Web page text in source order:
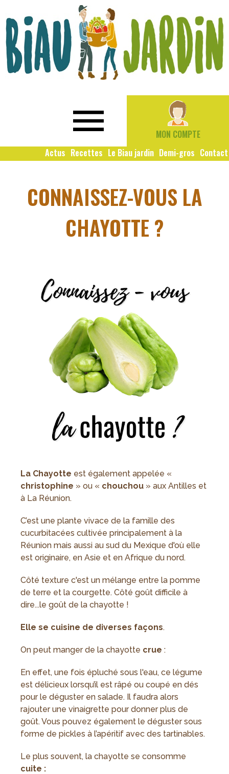
MON COMPTE
Actus Recettes Le Biau jardin Demi-gros Contact
CONNAISSEZ-VOUS LA
CHAYOTTE ?
La Chayotte est également appelée «
christophine » ou « chouchou » aux Antilles et
à La Réunion.
C’est une plante vivace de la famille des
cucurbitacées cultivée principalement à la
Réunion mais aussi au sud du Mexique d'où elle
est originaire, en Asie et en Afrique du nord.
Côté texture c'est un mélange entre la pomme
de terre et la courgette. Côté goût difficile à
dire...le goût de la chayotte !
Elle se cuisine de diverses façons.
On peut manger de la chayotte crue :
En effet, une fois épluché sous l'eau, ce légume
est délicieux lorsqu’il est râpé ou coupé en dés
pour le déguster en salade. Il faudra alors
rajouter une vinaigrette pour donner plus de
goût. Vous pouvez également le déguster sous
forme de pickles à l’apéritif avec des tartinables.
Le plus souvent, la chayotte se consomme
cuite :